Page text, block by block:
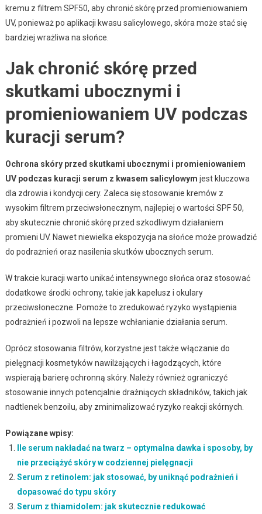
kremu z filtrem SPF50, aby chronić skórę przed promieniowaniem
UV, ponieważ po aplikacji kwasu salicylowego, skóra może stać się
bardziej wrażliwa na słońce.
Jak chronić skórę przed
skutkami ubocznymi i
promieniowaniem UV podczas
kuracji serum?
Ochrona skóry przed skutkami ubocznymi i promieniowaniem
UV podczas kuracji serum z kwasem salicylowym jest kluczowa
dla zdrowia i kondycji cery. Zaleca się stosowanie kremów z
wysokim filtrem przeciwsłonecznym, najlepiej o wartości SPF 50,
aby skutecznie chronić skórę przed szkodliwym działaniem
promieni UV. Nawet niewielka ekspozycja na słońce może prowadzić
do podrażnień oraz nasilenia skutków ubocznych serum.
W trakcie kuracji warto unikać intensywnego słońca oraz stosować
dodatkowe środki ochrony, takie jak kapelusz i okulary
przeciwsłoneczne. Pomoże to zredukować ryzyko wystąpienia
podrażnień i pozwoli na lepsze wchłanianie działania serum.
Oprócz stosowania filtrów, korzystne jest także włączanie do
pielęgnacji kosmetyków nawilżających i łagodzących, które
wspierają barierę ochronną skóry. Należy również ograniczyć
stosowanie innych potencjalnie drażniących składników, takich jak
nadtlenek benzoilu, aby zminimalizować ryzyko reakcji skórnych.
Powiązane wpisy:
Ile serum nakładać na twarz – optymalna dawka i sposoby, by
nie przeciążyć skóry w codziennej pielęgnacji
Serum z retinolem: jak stosować, by uniknąć podrażnień i
dopasować do typu skóry
Serum z thiamidolem: jak skutecznie redukować